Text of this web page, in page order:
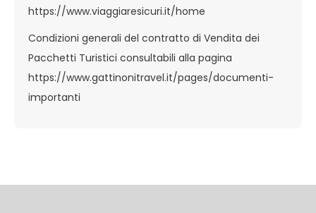
https://www.viaggiaresicuri.it/home
Condizioni generali del contratto di Vendita dei
Pacchetti Turistici consultabili alla pagina
https://www.gattinonitravel.it/pages/documenti-
importanti